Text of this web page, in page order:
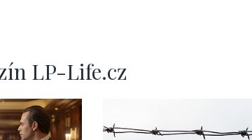
LP-Life.cz